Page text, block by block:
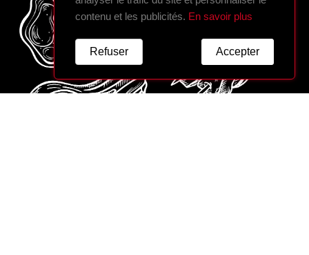
contenu et les publicités. En savoir plus
Accepter
Refuser